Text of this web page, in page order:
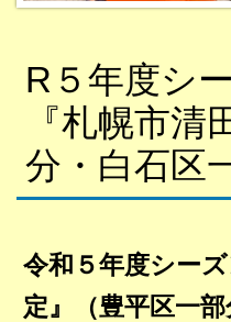
R５年度シ
『札幌市
分・白石区
令和５年度シー
定』（豊平区一